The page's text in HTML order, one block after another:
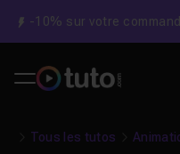
-10% sur votre
Tous les tutos